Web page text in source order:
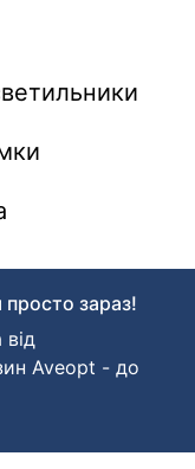
зараз!
Aveopt - до